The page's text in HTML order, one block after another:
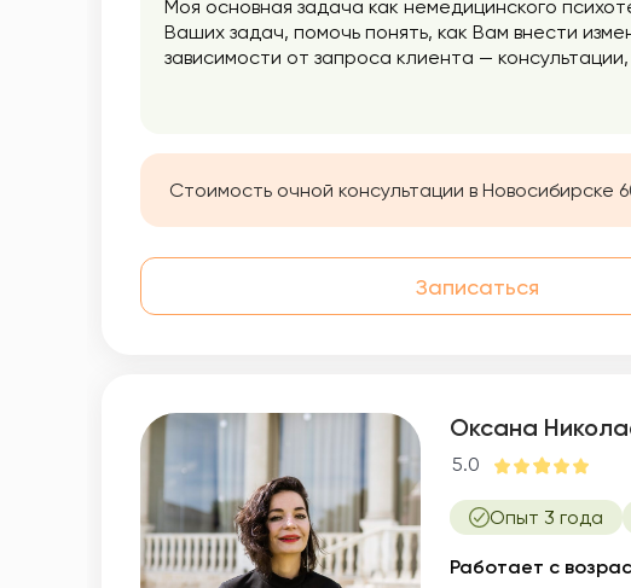
Моя основная задача как немедицинского
Ваших задач, помочь понять, как Вам внести
зависимости от запроса клиента —
анализа. В процессе психотерапии мы
психосоматические проявления телесного и др.
усилиями, терпением, стараниями, но другие
Стоимость очной консультации в Новосибирске
Записаться
Оксана
5.0
Опыт 3 года
Работает с